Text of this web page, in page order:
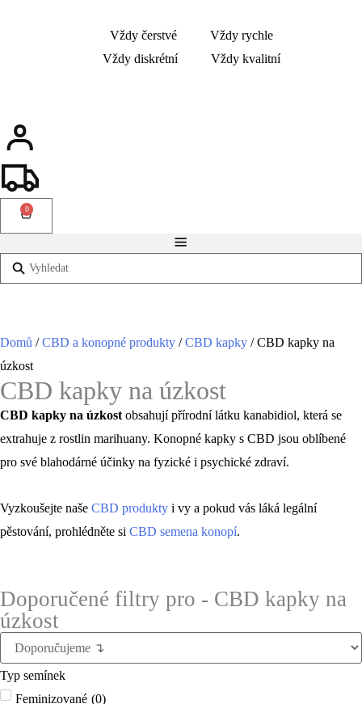
Vždy čerstvé
Vždy rychle
Vždy diskrétní
Vždy kvalitní
0
Domů /CBD a konopné produkty /CBD kapky / CBD kapky na
úzkost
CBD kapky na úzkost
CBD kapky na úzkost obsahují přírodní látku kanabidiol, která se
extrahuje z rostlin marihuany. Konopné kapky s CBD jsou oblíbené
pro své blahodárné účinky na fyzické i psychické zdraví.
Vyzkoušejte naše CBD produkty i vy a pokud vás láká legální
pěstování, prohlédněte si CBD semena konopí.
Doporučené filtry pro - CBD kapky na
úzkost
Typ semínek
Feminizované (0)